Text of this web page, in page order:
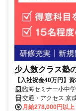
少人数クラス塾
【入社祝金40万円】
臨海セミナー小中
交通・アクセス 京
月給278,000円以上